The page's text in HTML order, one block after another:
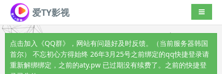
爱TY影视 导航切
点击加入《QQ群》
，网站有问题好及时反馈。（当前服务器韩国
首尔） 不忘初心方得始终 26年3月25号之前绑定的qq快捷登录请
重新解绑绑定，之前的aty.pw 已过期没有续费了。之前的快捷登